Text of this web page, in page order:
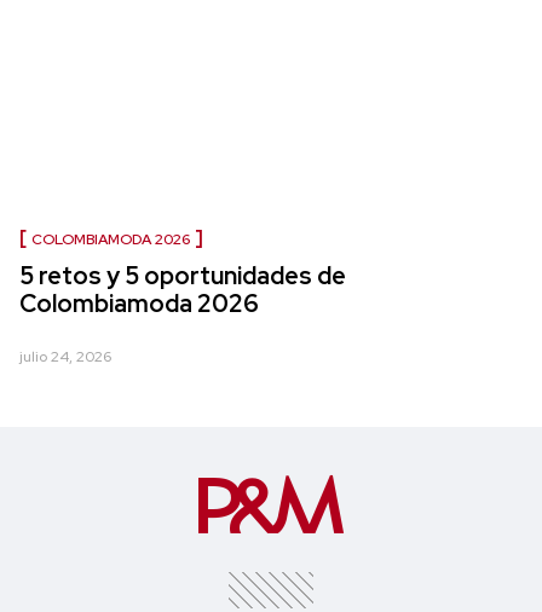
COLOMBIAMODA 2026
5 retos y 5 oportunidades de
Colombiamoda 2026
julio 24, 2026